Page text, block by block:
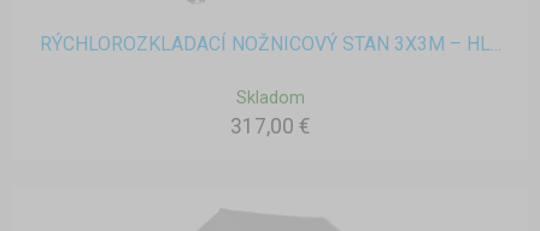
RÝCHLOROZKLADACÍ NOŽNICOVÝ STAN 3X3M – HL...
Skladom
317,00 €